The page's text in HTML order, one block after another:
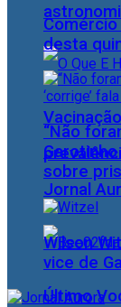
Jornal
Último
desta
“Não
Garotinho
sobre
Wilson
vice de